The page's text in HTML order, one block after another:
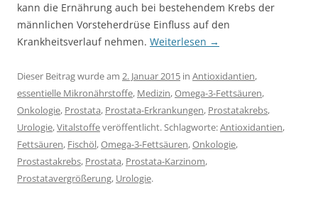
kann die Ernährung auch bei bestehendem Krebs der
männlichen Vorsteherdrüse Einfluss auf den
Krankheitsverlauf nehmen. Weiterlesen →
Dieser Beitrag wurde am 2. Januar 2015 in Antioxidantien,
essentielle Mikronährstoffe, Medizin,Omega-3-Fettsäuren,
Onkologie, Prostata, Prostata-Erkrankungen, Prostatakrebs,
Urologie,Vitalstoffeveröffentlicht. Schlagworte:Antioxidantien,
Fettsäuren, Fischöl,Omega-3-Fettsäuren,Onkologie,
Prostastakrebs, Prostata, Prostata-Karzinom,
Prostatavergrößerung, Urologie.